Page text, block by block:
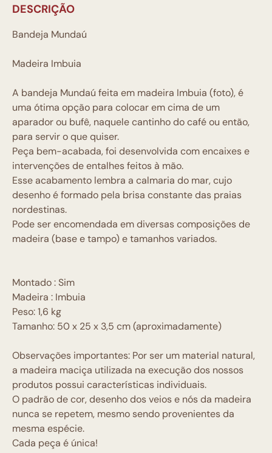
DESCRIÇÃO
Bandeja Mundaú
Madeira Imbuia
A bandeja Mundaú feita em madeira Imbuia (foto), é
uma ótima opção para colocar em cima de um
aparador ou bufê, naquele cantinho do café ou então,
para servir o que quiser.
Peça bem-acabada, foi desenvolvida com encaixes e
intervenções de entalhes feitos à mão.
Esse acabamento lembra a calmaria do mar, cujo
desenho é formado pela brisa constante das praias
nordestinas.
Pode ser encomendada em diversas composições de
madeira (base e tampo) e tamanhos variados.
Montado : Sim
Madeira : Imbuia
Peso: 1,6 kg
Tamanho: 50 x 25 x 3,5 cm (aproximadamente)
Observações importantes: Por ser um material natural,
a madeira maciça utilizada na execução dos nossos
produtos possui características individuais.
O padrão de cor, desenho dos veios e nós da madeira
nunca se repetem, mesmo sendo provenientes da
mesma espécie.
Cada peça é única!